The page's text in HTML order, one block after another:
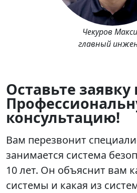
Чекуров
главный
Оставьте заявку
консультацию!
Вам перезвонит
занимается система
10 лет. Он объяснит вам
системы и какая из